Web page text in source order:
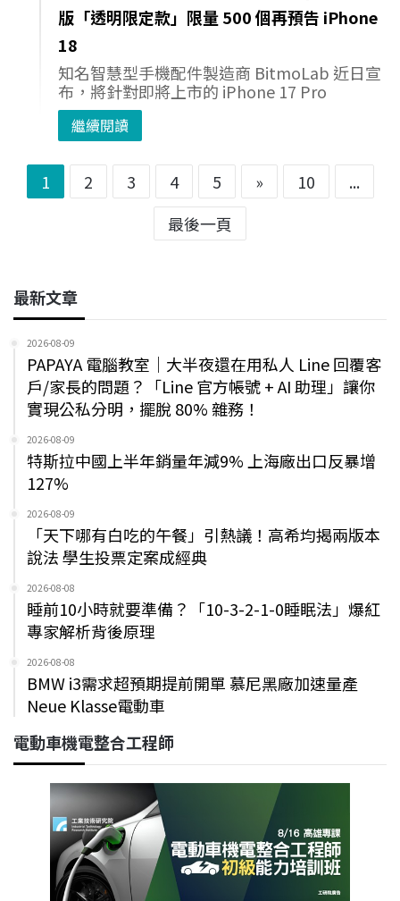
版「透明限定款」限量 500 個再預告 iPhone
18
知名智慧型手機配件製造商 BitmoLab 近日宣
布，將針對即將上市的 iPhone 17 Pro
繼續閱讀
1 2 3 4 5 » 10
...
最後一頁
最新文章
2026-08-09
PAPAYA 電腦教室｜大半夜還在用私人 Line 回覆客
戶/家長的問題？「Line 官方帳號 + AI 助理」讓你
實現公私分明，擺脫 80% 雜務！
2026-08-09
特斯拉中國上半年銷量年減9% 上海廠出口反暴增
127%
2026-08-09
「天下哪有白吃的午餐」引熱議！高希均揭兩版本
說法 學生投票定案成經典
2026-08-08
睡前10小時就要準備？「10-3-2-1-0睡眠法」爆紅
專家解析背後原理
2026-08-08
BMW i3需求超預期提前開單 慕尼黑廠加速量產
Neue Klasse電動車
電動車機電整合工程師